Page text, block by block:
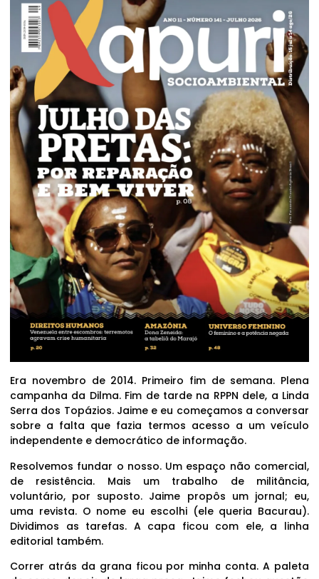
Era novembro de 2014. Primeiro fim de semana. Plena
campanha da Dilma. Fim de tarde na RPPN dele, a Linda
Serra dos Topázios. Jaime e eu começamos a conversar
sobre a falta que fazia termos acesso a um veículo
independente e democrático de informação.
Resolvemos fundar o nosso. Um espaço não comercial,
de resistência. Mais um trabalho de militância,
voluntário, por suposto. Jaime propôs um jornal; eu,
uma revista. O nome eu escolhi (ele queria Bacurau).
Dividimos as tarefas. A capa ficou com ele, a linha
editorial também.
Correr atrás da grana ficou por minha conta. A paleta